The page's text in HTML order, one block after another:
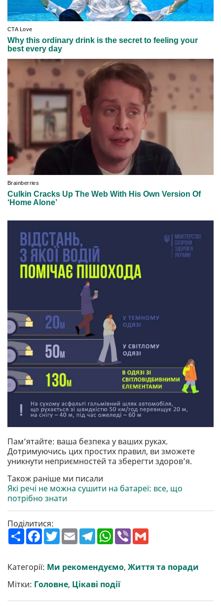
Пам’ятайте: ваша безпека у ваших руках.
Дотримуючись цих простих правил, ви зможете
уникнути неприємностей та зберегти здоров’я.
Також раніше ми писали
Які речі не можна сушити на батареї: все, що
потрібно знати
Поділитися:
П
о
р
и
т
и
F
a
b
o
o
k
T
w
e
r
E
m
l
T
e
g
r
a
m
W
h
s
A
p
p
V
r l
Категорії: Ми рекомендуємо, Життя та поради
Мітки: Головне, Цікаві події